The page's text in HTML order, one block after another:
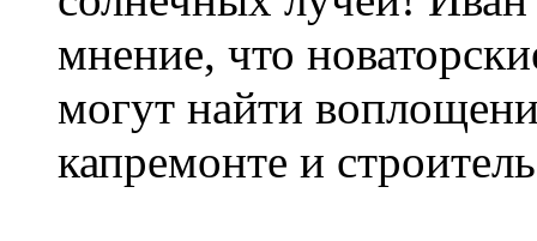
мнение, что
могут найти
капремонте и